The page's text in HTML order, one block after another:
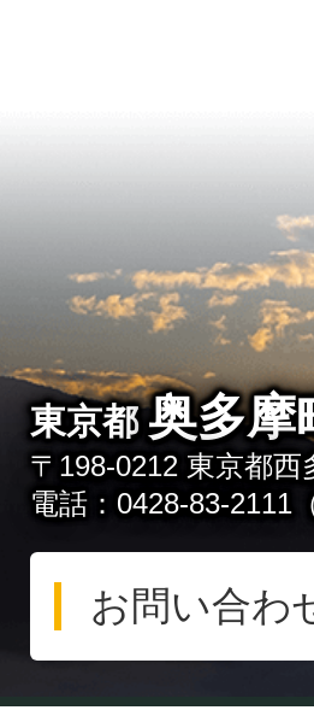
東京都 奥多摩
〒198-0212 東京都
電話：0428-83-2111
お問い合わ